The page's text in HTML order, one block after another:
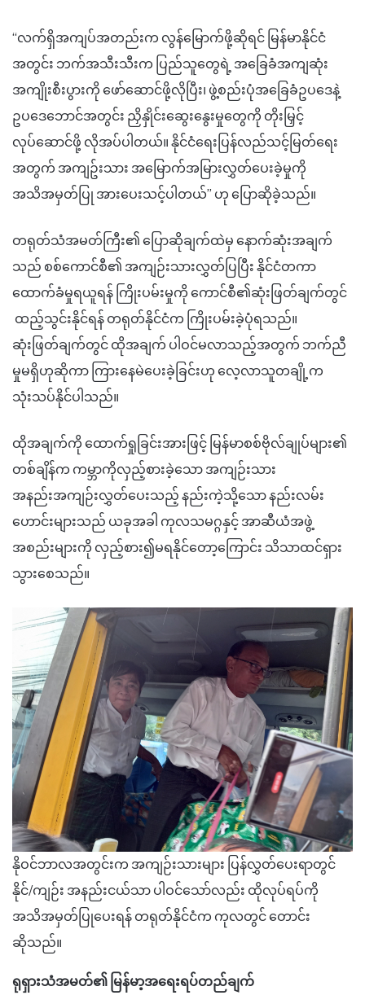
“လက်ရှိအကျပ်အတည်းက လွန်မြောက်ဖို့ဆိုရင် မြန်မာနိုင်ငံ
အတွင်း ဘက်အသီးသီးက ပြည်သူတွေရဲ့ အခြေခံအကျဆုံး
အကျိုးစီးပွားကို ဖော်ဆောင်ဖို့လိုပြီး၊ ဖွဲ့စည်းပုံအခြေခံဥပဒေနဲ့
ဥပဒေဘောင်အတွင်း ညှိနှိုင်းဆွေးနွေးမှုတွေကို တိုးမြှင့်
လုပ်ဆောင်ဖို့ လိုအပ်ပါတယ်။ နိုင်ငံရေးပြန်လည်သင့်မြတ်ရေး
အတွက် အကျဥ်းသား အမြောက်အမြားလွှတ်ပေးခဲ့မှုကို
အသိအမှတ်ပြု အားပေးသင့်ပါတယ်” ဟု ပြောဆိုခဲ့သည်။
တရုတ်သံအမတ်ကြီး၏ ပြောဆိုချက်ထဲမှ နောက်ဆုံးအချက်
သည် စစ်ကောင်စီ၏ အကျဉ်းသားလွှတ်ပြပြီး နိုင်ငံတကာ
ထောက်ခံမှုရယူရန် ကြိုးပမ်းမှုကို ကောင်စီ၏ဆုံးဖြတ်ချက်တွင်
ထည့်သွင်းနိုင်ရန် တရုတ်နိုင်ငံက ကြိုးပမ်းခဲ့ပုံရသည်။
ဆုံးဖြတ်ချက်တွင် ထိုအချက် ပါဝင်မလာသည့်အတွက် ဘက်ညီ
မှုမရှိဟုဆိုကာ ကြားနေမဲပေးခဲ့ခြင်းဟု လေ့လာသူတချို့က
သုံးသပ်နိုင်ပါသည်။
ထိုအချက်ကို ထောက်ရှုခြင်းအားဖြင့် မြန်မာစစ်ဗိုလ်ချုပ်များ၏
တစ်ချိန်က ကမ္ဘာကိုလှည့်စားခဲ့သော အကျဉ်းသား
အနည်းအကျဉ်းလွှတ်ပေးသည့် နည်းကဲ့သို့သော နည်းလမ်း
ဟောင်းများသည် ယခုအခါ ကုလသမဂ္ဂနှင့် အာဆီယံအဖွဲ့
အစည်းများကို လှည့်စား၍မရနိုင်တော့ကြောင်း သိသာထင်ရှား
သွားစေသည်။
နိုဝင်ဘာလအတွင်းက အကျဉ်းသားများ ပြန်လွှတ်ပေးရာတွင်
နိုင်/ကျဉ်း အနည်းငယ်သာ ပါဝင်သော်လည်း ထိုလုပ်ရပ်ကို
အသိအမှတ်ပြုပေးရန် တရုတ်နိုင်ငံက ကုလတွင် တောင်း
ဆိုသည်။
ရုရှားသံအမတ်၏ မြန်မာ့အရေးရပ်တည်ချက်